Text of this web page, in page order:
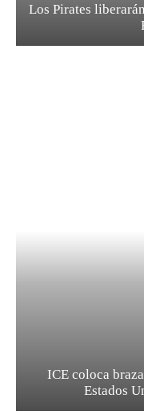
Los Pirates
ICE coloca
Estados